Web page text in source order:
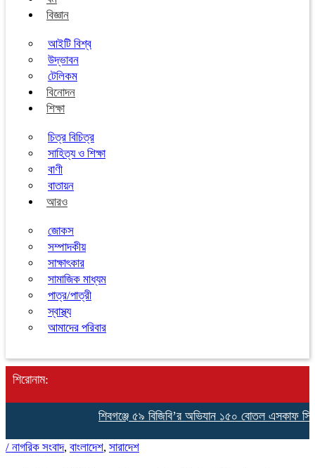
বিজ্ঞান
আইটি বিশ্ব
উদ্ভাবন
টেলিকম
বিনোদন
শিক্ষা
চিত্র বিচিত্র
সাহিত্য ও শিক্ষা
বাণী
বাতায়ন
আরও
জোকস
সম্পাদকীয়
সাক্ষাৎকার
সামাজিক মাধ্যম
পাত্র/পাত্রী
স্বাস্থ্য
আমাদের পরিবার
শিরোনাম:
শিবগঞ্জে ৫৯ বিজিবি’র অভিযান ১৫০ বোতল এসকাফ সিরাপসহ
/ নাগরিক সংবাদ, বাংলাদেশ, সারাদেশ